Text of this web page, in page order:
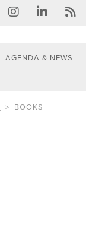
AGENDA & NEWS
BOOKS